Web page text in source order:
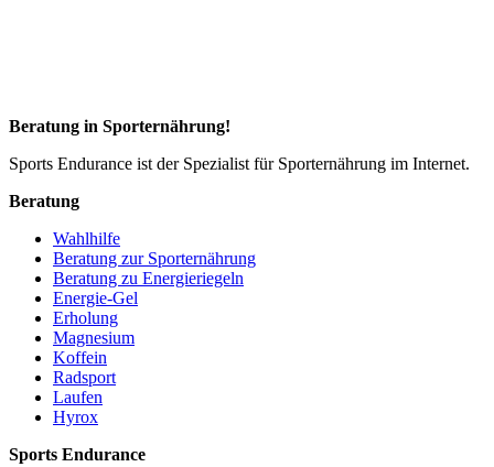
Beratung in Sporternährung!
Sports Endurance ist der Spezialist für Sporternährung im Internet.
Beratung
Wahlhilfe
Beratung zur Sporternährung
Beratung zu Energieriegeln
Energie-Gel
Erholung
Magnesium
Koffein
Radsport
Laufen
Hyrox
Sports Endurance